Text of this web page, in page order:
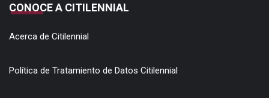
CONOCE A CITILENNIAL
Acerca de Citilennial
Política de Tratamiento de Datos Citilennial